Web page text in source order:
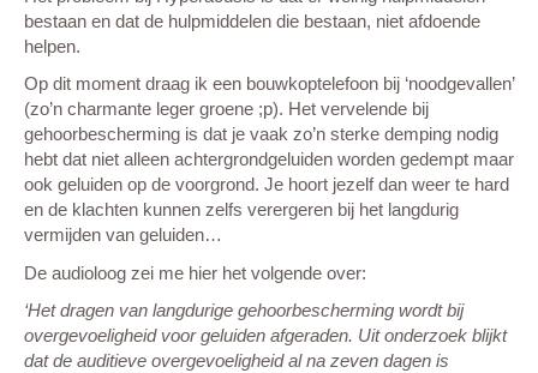
bestaan en dat de hulpmiddelen die bestaan, niet afdoende
helpen.
Op dit moment draag ik een bouwkoptelefoon bij ‘noodgevallen’
(zo’n charmante leger groene ;p). Het vervelende bij
gehoorbescherming is dat je vaak zo’n sterke demping nodig
hebt dat niet alleen achtergrondgeluiden worden gedempt maar
ook geluiden op de voorgrond. Je hoort jezelf dan weer te hard
en de klachten kunnen zelfs verergeren bij het langdurig
vermijden van geluiden…
De audioloog zei me hier het volgende over:
‘Het dragen van langdurige gehoorbescherming wordt bij
overgevoeligheid voor geluiden afgeraden. Uit onderzoek blijkt
dat de auditieve overgevoeligheid al na zeven dagen is